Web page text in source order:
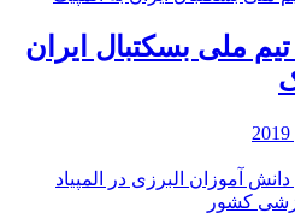
تیم ملی بسکتبال ایران